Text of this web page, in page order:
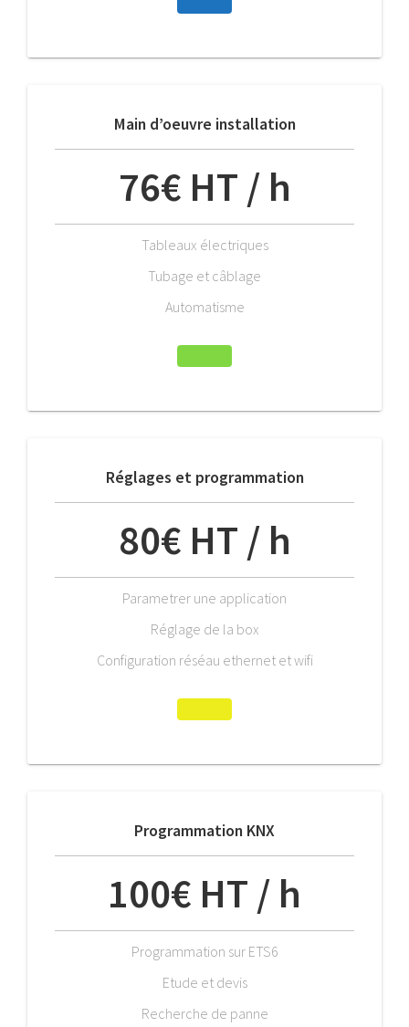
Main d’oeuvre installation
76€ HT / h
Tableaux électriques
Tubage et câblage
Automatisme
Réglages et programmation
80€ HT / h
Parametrer une application
Réglage de la box
Configuration réséau ethernet et wifi
Programmation KNX
100€ HT / h
Programmation sur ETS6
Etude et devis
Recherche de panne